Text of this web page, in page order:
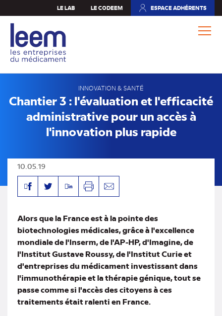
au
contenu
principal
LE LAB LE CODEEM ESPACE ADHÉRENTS
(NOUVEL
INNOVATION & SANTÉ
Chantier 3 : l'évaluation et l'efficacité
administrative pour un accès à
l'innovation plus rapide
10.05.19
FacebookTwitterLinkedinImprimerEnvoyer
Alors que la France est à la pointe des
biotechnologies médicales, grâce à l'excellence
mondiale de l'Inserm, de l'AP-HP, d'Imagine, de
l'Institut Gustave Roussy, de l'Institut Curie et
d'entreprises du médicament investissant dans
l'immunothérapie et la thérapie génique, tout se
passe comme si l'accès des citoyens à ces
traitements était ralenti en France.